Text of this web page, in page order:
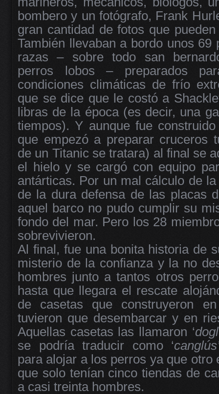
bombero y un fotógrafo, Frank
gran cantidad de fotos que
También llevaban a bordo unos 69
razas – sobre todo san
perros lobos – preparados
condiciones climáticas de frío
que se dice que le costó a
libras de la época (es decir, una
tiempos). Y aunque fue
que empezó a preparar cruceros
de un Titanic se tratara) al final se
el hielo y se cargó con equipo
antárticas. Por un mal cálculo de
de la dura defensa de las placas
aquel barco no pudo cumplir su
fondo del mar. Pero los 28
sobrevivieron.
Al final, fue una bonita historia de
misterio de la confianza y la no
hombres junto a tantos otros
hasta que llegara el rescate
de casetas que construyeron
tuvieron que desembarcar y en
Aquellas casetas las llamaron ‘
se podría traducir como ‘
para alojar a los perros ya que otro
que solo tenían cinco tiendas de
a casi treinta hombres.